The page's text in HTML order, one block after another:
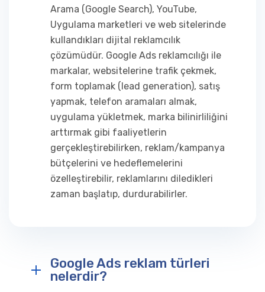
Arama (Google Search), YouTube,
Uygulama marketleri ve web sitelerinde
kullandıkları dijital reklamcılık
çözümüdür. Google Ads reklamcılığı ile
markalar, websitelerine trafik çekmek,
form toplamak (lead generation), satış
yapmak, telefon aramaları almak,
uygulama yükletmek, marka bilinirliliğini
arttırmak gibi faaliyetlerin
gerçekleştirebilirken, reklam/kampanya
bütçelerini ve hedeflemelerini
özelleştirebilir, reklamlarını diledikleri
zaman başlatıp, durdurabilirler.
Google Ads reklam türleri
nelerdir?